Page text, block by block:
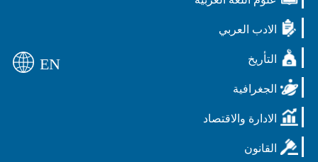
الادب العربي
التأريخ
الجغرافية
الادارة والاقتصاد
القانون
EN